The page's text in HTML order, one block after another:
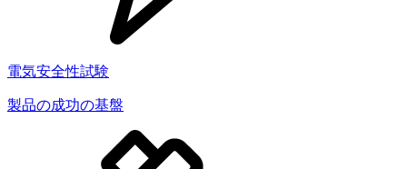
電気安全性試験
製品の成功の基盤